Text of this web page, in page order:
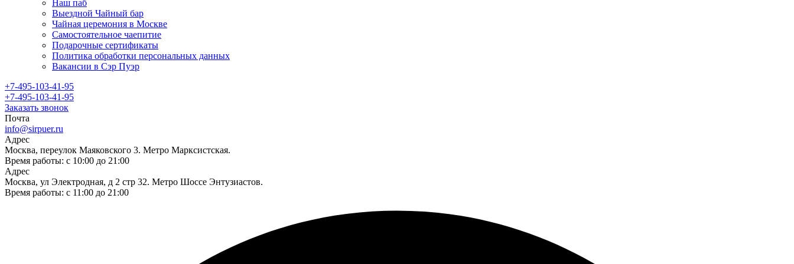
Наш паб
Выездной Чайный бар
Чайная церемония в Москве
Самостоятельное чаепитие
Подарочные сертификаты
Политика обработки персональных данных
Вакансии в Сэр Пуэр
+7-495-103-41-95
+7-495-103-41-95
Заказать звонок
Почта
info@sirpuer.ru
Адрес
Москва, переулок Маяковского 3. Метро Марксистская.
Время работы: с 10:00 до 21:00
Адрес
Москва, ул Электродная, д 2 стр 32. Метро Шоссе Энтузиастов.
Время работы: с 11:00 до 21:00